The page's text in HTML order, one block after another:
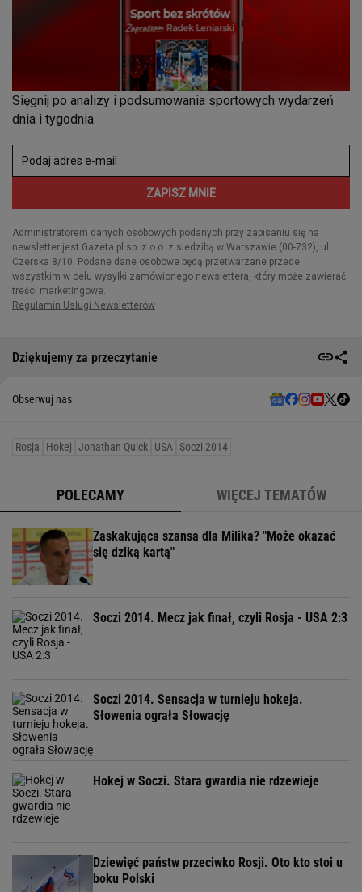
Dziękujemy za przeczytanie
Obserwuj nas
Rosja Hokej Jonathan Quick USA Soczi 2014
POLECAMY WIĘCEJ TEMATÓW
Zaskakująca szansa dla Milika? "Może okazać
się dziką kartą"
Soczi 2014. Mecz jak finał, czyli Rosja - USA 2:3
Soczi 2014. Sensacja w turnieju hokeja.
Słowenia ograła Słowację
Hokej w Soczi. Stara gwardia nie rdzewieje
Dziewięć państw przeciwko Rosji. Oto kto stoi u
boku Polski